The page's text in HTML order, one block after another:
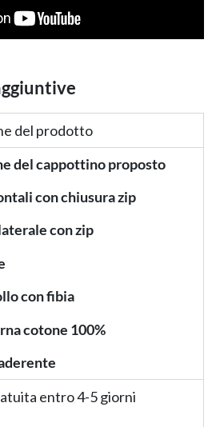
del prodotto
del cappottino proposto
con chiusura zip
con zip
con fibia
cotone 100%
entro 4-5 giorni